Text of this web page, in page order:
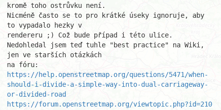
kromě toho ostrůvku není.
Nicméně často se to pro krátké úseky ignoruje, aby
to vypadalo hezky v
rendereru ;) Což bude případ i této ulice.
Nedohledal jsem teď tuhle "best practice" na Wiki,
jen ve starších otázkách
https://help.openstreetmap.org/questions/5471/when-
should-i-divide-a-simple-way-into-dual-carriageway-
or-divided-road
https://forum.openstreetmap.org/viewtopic.php?id=210